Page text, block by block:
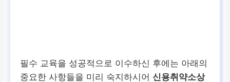
필수 교육을 성공적으로 이수하신 후에는 아래의
중요한 사항들을 미리 숙지하시어신용취약소상